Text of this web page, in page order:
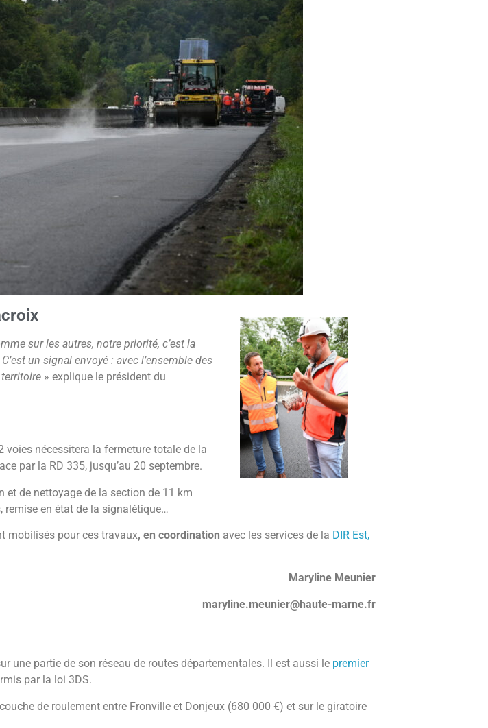
sur les autres, notre priorité, c’est la
un signal envoyé : avec l’ensemble des
» explique le président du
voies nécessitera la fermeture totale de la
par la RD 335, jusqu’au 20 septembre.
et de nettoyage de la section de 11 km
remise en état de la signalétique…
mobilisés pour ces travaux, en coordination avec les services de la DIR Est,
Maryline Meunier
maryline.meunier@haute-marne.fr
une partie de son réseau de routes départementales. Il est aussi le premier
par la loi 3DS.
de roulement entre Fronville et Donjeux (680 000 €) et sur le giratoire